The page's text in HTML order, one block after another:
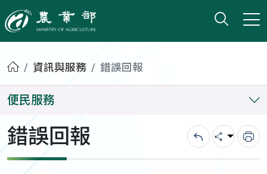
農業部
打開
小版
首頁資訊與服務 錯誤回報
便民服務
錯誤回報 回上一頁
分享 列